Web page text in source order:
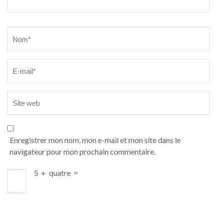
Enregistrer mon nom, mon e-mail et mon site dans le
navigateur pour mon prochain commentaire.
5 + quatre =